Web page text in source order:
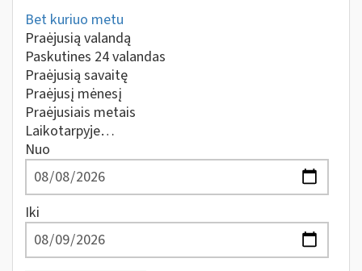
Bet kuriuo metu
Praėjusią valandą
Paskutines 24 valandas
Praėjusią savaitę
Praėjusį mėnesį
Praėjusiais metais
Laikotarpyje…
Nuo
Iki